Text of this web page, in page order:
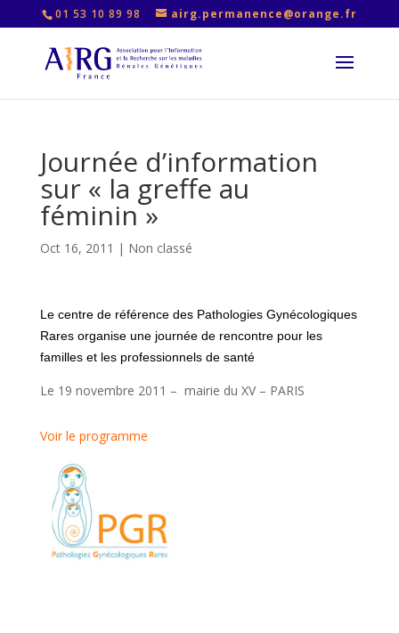
01 53 10 89 98 airg.permanence@orange.fr
Journée d’information
sur « la greffe au
féminin »
Oct 16, 2011 | Non classé
Le centre de référence des Pathologies Gynécologiques
Rares organise une journée de rencontre pour les
familles et les professionnels de santé
Le 19 novembre 2011 – mairie du XV – PARIS
Voir le programme